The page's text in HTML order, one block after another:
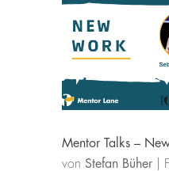
Mentor Talks –
vonStefan Büher